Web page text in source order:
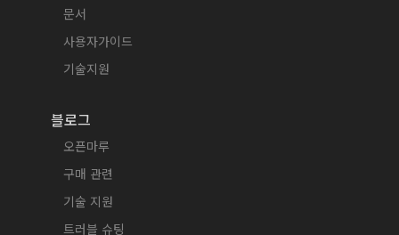
문서
사용자가이드
기술지원
블로그
오픈마루
구매 관련
기술 지원
트러블 슈팅